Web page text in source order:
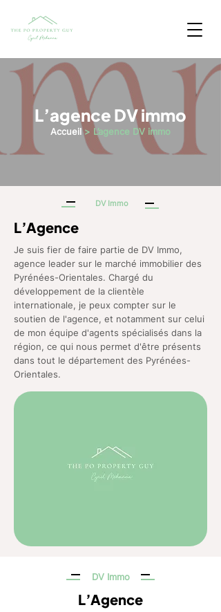
L’agence DV immo
Accueil > L’agence DV immo
DV Immo
L’Agence
Je suis fier de faire partie de DV Immo,
agence leader sur le marché immobilier des
Pyrénées-Orientales. Chargé du
développement de la clientèle
internationale, je peux compter sur le
soutien de l'agence, et notamment sur celui
de mon équipe d'agents spécialisés dans la
région, ce qui nous permet d'être présents
dans tout le département des Pyrénées-
Orientales.
DV Immo
L’Agence